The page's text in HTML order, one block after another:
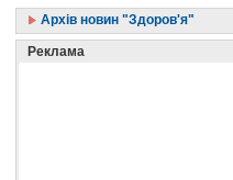
Архів новин "Здоров'я"
Реклама